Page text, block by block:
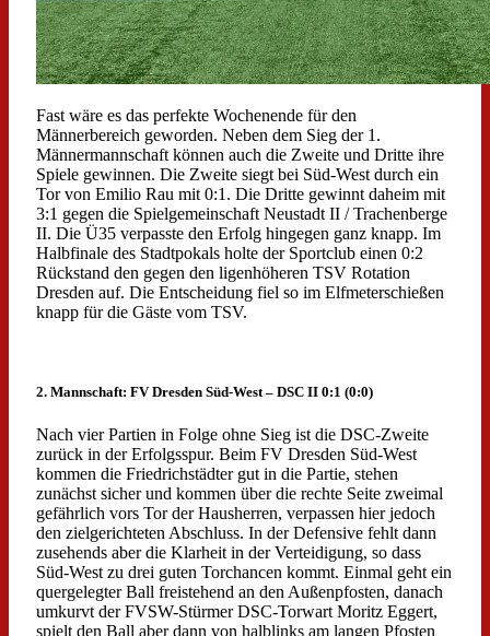
Fast wäre es das perfekte Wochenende für den
Männerbereich geworden. Neben dem Sieg der 1.
Männermannschaft können auch die Zweite und Dritte ihre
Spiele gewinnen. Die Zweite siegt bei Süd-West durch ein
Tor von Emilio Rau mit 0:1. Die Dritte gewinnt daheim mit
3:1 gegen die Spielgemeinschaft Neustadt II / Trachenberge
II. Die Ü35 verpasste den Erfolg hingegen ganz knapp. Im
Halbfinale des Stadtpokals holte der Sportclub einen 0:2
Rückstand den gegen den ligenhöheren TSV Rotation
Dresden auf. Die Entscheidung fiel so im Elfmeterschießen
knapp für die Gäste vom TSV.
2. Mannschaft: FV Dresden Süd-West – DSC II 0:1 (0:0)
Nach vier Partien in Folge ohne Sieg ist die DSC-Zweite
zurück in der Erfolgsspur. Beim FV Dresden Süd-West
kommen die Friedrichstädter gut in die Partie, stehen
zunächst sicher und kommen über die rechte Seite zweimal
gefährlich vors Tor der Hausherren, verpassen hier jedoch
den zielgerichteten Abschluss. In der Defensive fehlt dann
zusehends aber die Klarheit in der Verteidigung, so dass
Süd-West zu drei guten Torchancen kommt. Einmal geht ein
quergelegter Ball freistehend an den Außenpfosten, danach
umkurvt der FVSW-Stürmer DSC-Torwart Moritz Eggert,
spielt den Ball aber dann von halblinks am langen Pfosten